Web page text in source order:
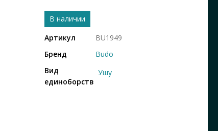
В наличии
Артикул
BU1949
Бренд
Budo
Вид
единоборств
Ушу